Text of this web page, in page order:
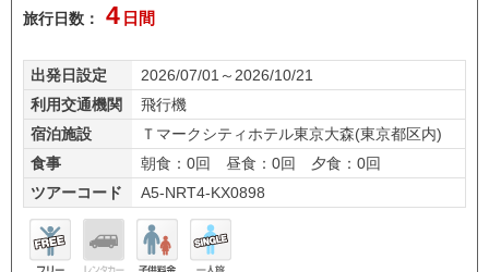
旅行日数： 4 日間
出発日設定
2026/07/01～2026/10/21
利用交通機関
飛行機
宿泊施設
Ｔマークシティホテル東京大森(東京都区内)
食事
朝食：0回 昼食：0回 夕食：0回
ツアーコード
A5-NRT4-KX0898